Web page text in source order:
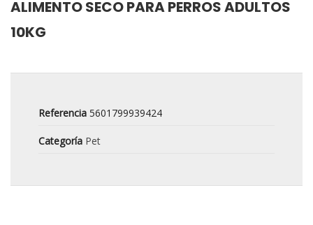
ALIMENTO SECO PARA PERROS ADULTOS
10KG
Referencia 5601799939424
Categoría Pet